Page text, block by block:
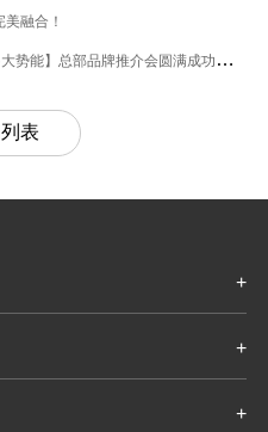
融合！
势能】总部品牌推介会圆满成功！一
表
+
+
+